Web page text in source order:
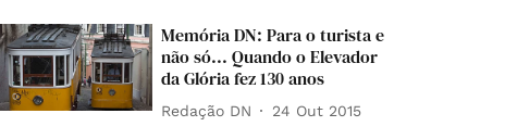
Memória DN: Para o turista e
não só... Quando o Elevador
da Glória fez 130 anos
Redação DN 24 Out 2015